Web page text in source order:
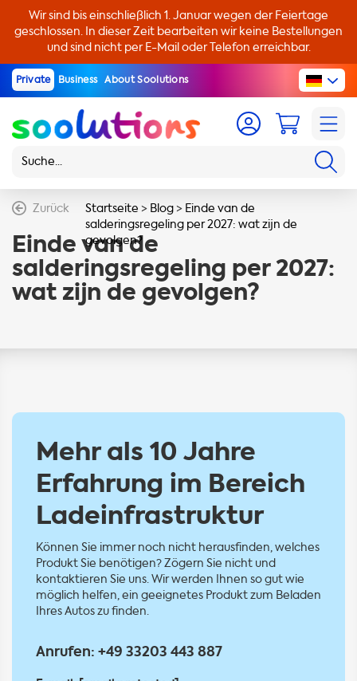
Wir sind bis einschließlich 1. Januar wegen der Feiertage
geschlossen. In dieser Zeit bearbeiten wir keine Bestellungen
und sind nicht per E-Mail oder Telefon erreichbar.
Private Business About Soolutions
Zurück Startseite > Blog> Einde van de
salderingsregeling per 2027: wat zijn de
gevolgen?
Einde van de
salderingsregeling per 2027:
wat zijn de gevolgen?
Mehr als 10 Jahre
Erfahrung im Bereich
Ladeinfrastruktur
Können Sie immer noch nicht herausfinden, welches
Produkt Sie benötigen? Zögern Sie nicht und
kontaktieren Sie uns. Wir werden Ihnen so gut wie
möglich helfen, ein geeignetes Produkt zum Beladen
Ihres Autos zu finden.
Anrufen: +49 33203 443 887